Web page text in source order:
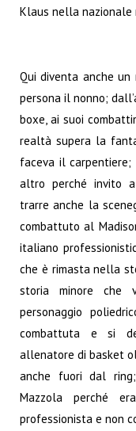
Klaus nella nazionale
Qui diventa anche
persona il nonno;
boxe, ai suoi
realtà supera la
faceva il
altro perché invito
trarre anche la
combattuto al
italiano
che è rimasta nella
storia minore che
personaggio
combattuta e si
allenatore di basket
anche fuori dal
Mazzola perché
professionista e non